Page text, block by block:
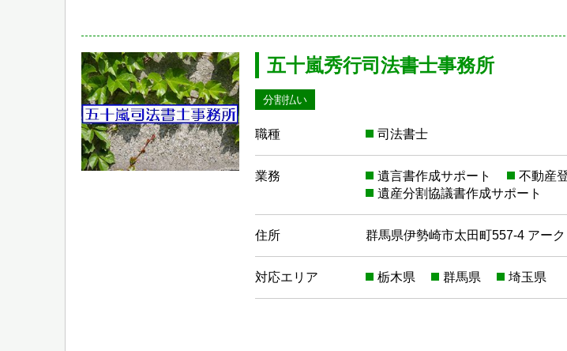
五十嵐秀行司法書士事務所
分割払い
職種 司法書士
業務 遺言書作成サポート
不動産
遺産分割協議書作成サポート
住所 群馬県伊勢崎市太田町557-4 アー
対応エリア 栃木県 群馬県 埼玉県